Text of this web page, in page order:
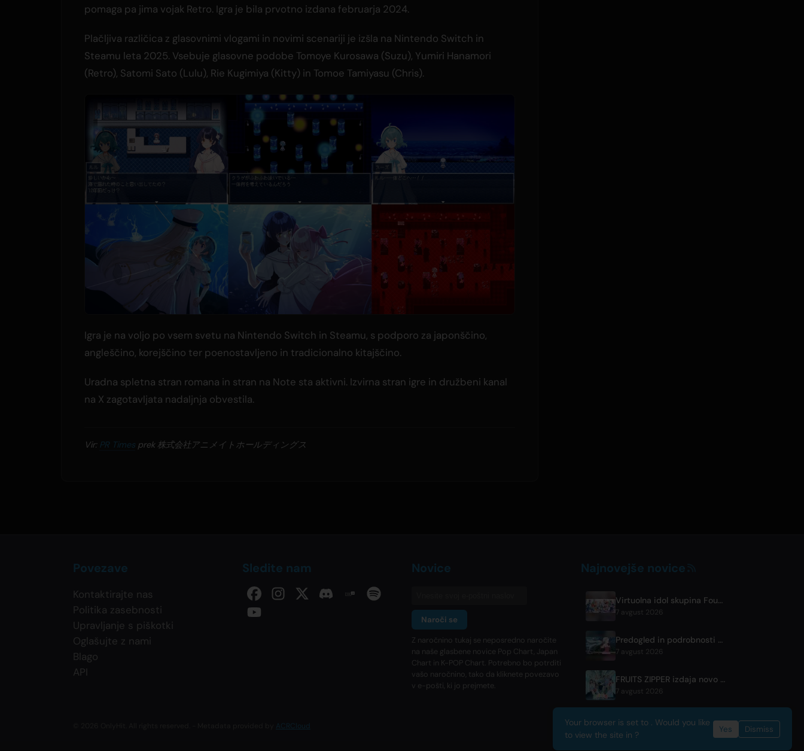
pomaga pa jima vojak Retro. Igra je bila prvotno izdana februarja 2024.
Plačljiva različica z glasovnimi vlogami in novimi scenariji je izšla na Nintendo Switch in
Steamu leta 2025. Vsebuje glasovne podobe Tomoye Kurosawa (Suzu), Yumiri Hanamori
(Retro), Satomi Sato (Lulu), Rie Kugimiya (Kitty) in Tomoe Tamiyasu (Chris).
Igra je na voljo po vsem svetu na Nintendo Switch in Steamu, s podporo za japonščino,
angleščino, korejščino ter poenostavljeno in tradicionalno kitajščino.
Uradna spletna stran romana in stran na Note sta aktivni. Izvirna stran igre in družbeni kanal
na X zagotavljata nadaljnja obvestila.
Vir: PR Times prek 株式会社アニメイトホールディングス
Povezave
Kontaktirajte nas
Politika zasebnosti
Upravljanje s piškotki
Oglašujte z nami
Blago
API
Sledite nam Novice
Naroči se
Z naročnino tukaj se neposredno naročite
na naše glasbene novice Pop Chart, Japan
Chart in K-POP Chart. Potrebno bo potrditi
vašo naročnino, tako da kliknete povezavo
v e-pošti, ki jo prejmete.
Najnovejše novice
Virtuolna idol skupina FouRTe Project se predstavi z albumom 'ALL IN', ki ga je producirala zvezda m-flo, ☆Taku Takahashi
7 avgust 2026
Predogled in podrobnosti oddaje BLACK TORCH 6. epizode
7 avgust 2026
FRUITS ZIPPER izdaja novo skupno pesem '1,2,3,FOOOOUR'
7 avgust 2026
ACRCloud
Your browser is set to . Would you like
to view the site in ?
Yes Dismiss